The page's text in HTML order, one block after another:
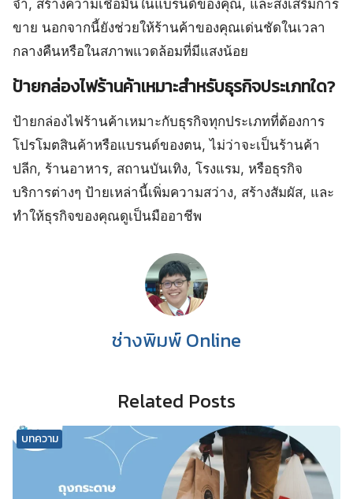
จำ, สร้างความเชื่อมั่นในแบรนด์ของคุณ, และส่งเสริมการ
ขาย นอกจากนี้ยังช่วยให้ร้านค้าของคุณเด่นชัดในเวลา
กลางคืนหรือในสภาพแวดล้อมที่มีแสงน้อย
ป้ายกล่องไฟร้านค้าเหมาะสำหรับธุรกิจประเภทใด?
ป้ายกล่องไฟร้านค้าเหมาะกับธุรกิจทุกประเภทที่ต้องการ
โปรโมตสินค้าหรือแบรนด์ของตน, ไม่ว่าจะเป็นร้านค้า
ปลีก, ร้านอาหาร, สถานบันเทิง, โรงแรม, หรือธุรกิจ
บริการต่างๆ ป้ายเหล่านี้เพิ่มความสว่าง, สร้างสัมผัส, และ
ทำให้ธุรกิจของคุณดูเป็นมืออาชีพ
ช่างพิมพ์ Online
Related Posts
บทความ